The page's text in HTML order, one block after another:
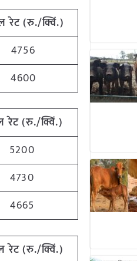
रेट(रु./क्विं.)
4756
4600
रेट(रु./क्विं.)
5200
4730
4665
रेट(रु./क्विं.)